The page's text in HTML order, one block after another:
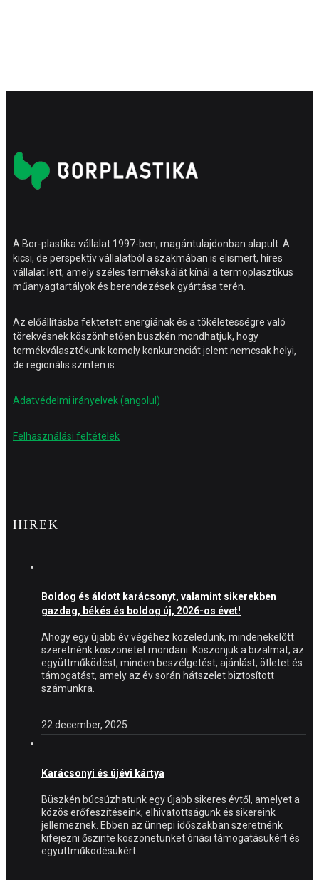
A Bor-plastika vállalat 1997-ben, magántulajdonban alapult. A
kicsi, de perspektív vállalatból a szakmában is elismert, híres
vállalat lett, amely széles termékskálát kínál a termoplasztikus
műanyagtartályok és berendezések gyártása terén.
Az előállításba fektetett energiának és a tökéletességre való
törekvésnek köszönhetően büszkén mondhatjuk, hogy
termékválasztékunk komoly konkurenciát jelent nemcsak helyi,
de regionális szinten is.
Adatvédelmi irányelvek (angolul)
Felhasználási feltételek
HIREK
Boldog és áldott karácsonyt, valamint sikerekben
gazdag, békés és boldog új, 2026-os évet!
Ahogy egy újabb év végéhez közeledünk, mindenekelőtt
szeretnénk köszönetet mondani. Köszönjük a bizalmat, az
együttműködést, minden beszélgetést, ajánlást, ötletet és
támogatást, amely az év során hátszelet biztosított
számunkra.
22 december, 2025
Karácsonyi és újévi kártya
Büszkén búcsúzhatunk egy újabb sikeres évtől, amelyet a
közös erőfeszítéseink, elhivatottságunk és sikereink
jellemeznek. Ebben az ünnepi időszakban szeretnénk
kifejezni őszinte köszönetünket óriási támogatásukért és
együttműködésükért.